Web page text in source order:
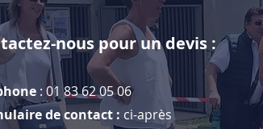
nous pour un devis :
: 01 83 62 05 06
de contact : ci-après